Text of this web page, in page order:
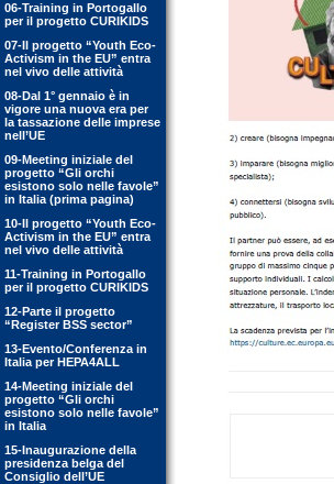
06-Training in Portogallo
per il progetto CURIKIDS
07-Il progetto “Youth Eco-
Activism in the EU” entra
nel vivo delle attività
08-Dal 1° gennaio è in
vigore una nuova era per
la tassazione delle imprese
nell’UE
09-Meeting iniziale del
progetto “Gli orchi
esistono solo nelle favole”
in Italia (prima pagina)
10-Il progetto “Youth Eco-
Activism in the EU” entra
nel vivo delle attività
11-Training in Portogallo
per il progetto CURIKIDS
12-Parte il progetto
“Register BSS sector”
13-Evento/Conferenza in
Italia per HEPA4ALL
14-Meeting iniziale del
progetto “Gli orchi
esistono solo nelle favole”
in Italia
15-Inaugurazione della
presidenza belga del
Consiglio dell’UE